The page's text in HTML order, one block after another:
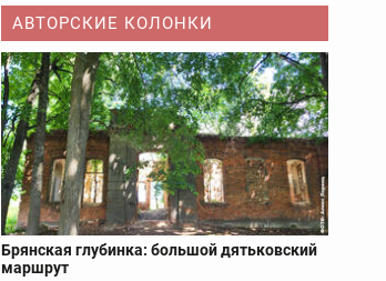
АВТОРСКИЕ КОЛОНКИ
Брянская глубинка: большой дятьковский
маршрут